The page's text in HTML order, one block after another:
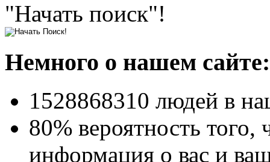
"Начать поиск"!
Немного о нашем сайте:
1528868310 людей в
80% вероятность того,
информация о вас и